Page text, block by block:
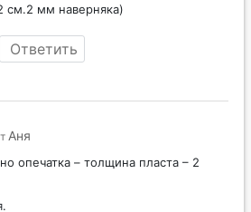
мм наверняка)
Ответить
Аня
опечатка – толщина пласта – 2